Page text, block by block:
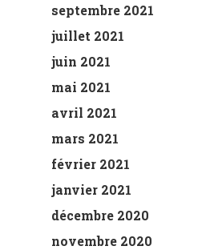
septembre 2021
juillet 2021
juin 2021
mai 2021
avril 2021
mars 2021
février 2021
janvier 2021
décembre 2020
novembre 2020